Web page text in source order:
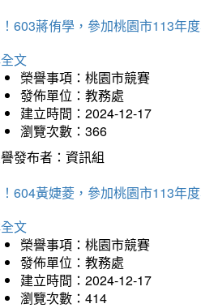
603蔣侑學，參加桃園市113年
文
榮譽事項：桃園市競賽
發佈單位：教務處
建立時間：2024-12-17
瀏覽次數：366
發布者：資訊組
604黃婕菱，參加桃園市113年
文
榮譽事項：桃園市競賽
發佈單位：教務處
建立時間：2024-12-17
瀏覽次數：414